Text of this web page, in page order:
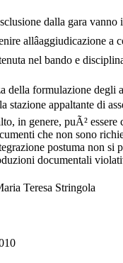
dalla gara vanno
allâaggiudicazione
nel bando e
della formulazione
stazione appaltante di
in genere, puÃ²
che non sono
postuma non
documentali
Teresa Stringola